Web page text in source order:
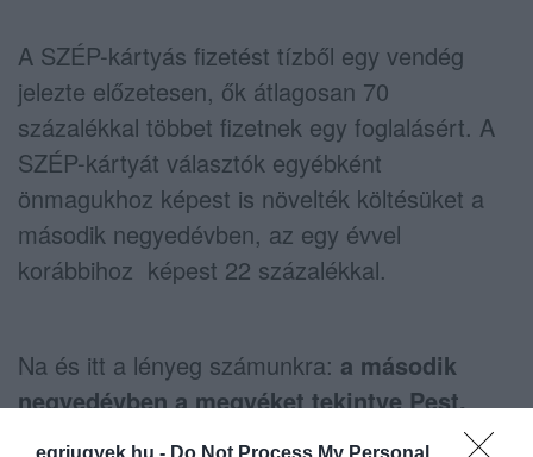
egriugyek.hu - Do Not Process My Personal
A SZÉP-kártyás fizetést tízből egy vendég
jelezte előzetesen, ők átlagosan 70
százalékkal többet fizetnek egy foglalásért. A
SZÉP-kártyát választók egyébként
önmagukhoz képest is növelték költésüket a
második negyedévben, az egy évvel
korábbihoz képest 22 százalékkal.
Na és itt a lényeg számunkra: a második
negyedévben a megyéket tekintve Pest,
Heves
és Veszprém megyében volt a